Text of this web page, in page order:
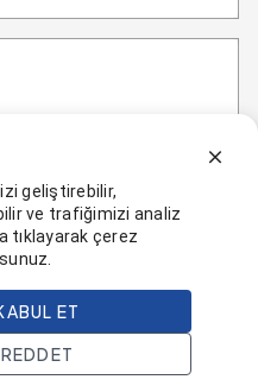
geliştirebilir,
ve trafiğimizi analiz
tıklayarak çerez
ET